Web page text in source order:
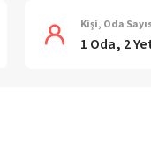
Kişi, Oda
1 Oda, 2